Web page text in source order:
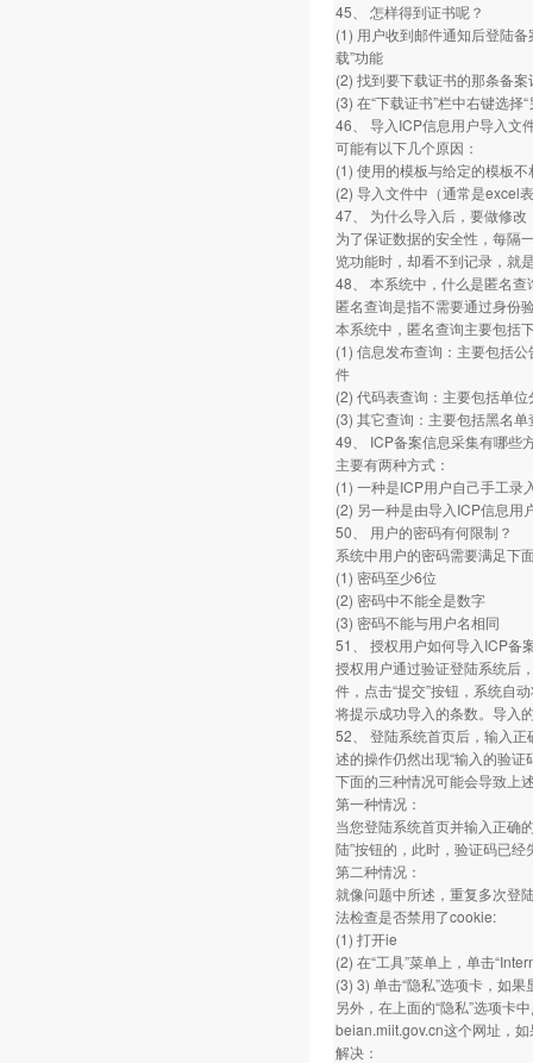
45、 怎样得到证书呢？
(1) 用户收到邮件通知后登陆
载”功能
(2) 找到要下载证书的那条备案
(3) 在“下载证书”栏中右键选
46、 导入ICP信息用户导入文
可能有以下几个原因：
(1) 使用的模板与给定的模板不
(2) 导入文件中（通常是excel
47、 为什么导入后，要做修改
为了保证数据的安全性，每隔
览功能时，却看不到记录，就
48、 本系统中，什么是匿名
匿名查询是指不需要通过身份
本系统中，匿名查询主要包括
(1) 信息发布查询：主要包括
件
(2) 代码表查询：主要包括单
(3) 其它查询：主要包括黑名
49、 ICP备案信息采集有哪些
主要有两种方式：
(1) 一种是ICP用户自己手工录
(2) 另一种是由导入ICP信息用
50、 用户的密码有何限制？
系统中用户的密码需要满足下
(1) 密码至少6位
(2) 密码中不能全是数字
(3) 密码不能与用户名相同
51、 授权用户如何导入ICP备
授权用户通过验证登陆系统后
件，点击“提交”按钮，系统自
将提示成功导入的条数。导入
52、 登陆系统首页后，输入正
述的操作仍然出现“输入的验
下面的三种情况可能会导致上
第一种情况：
当您登陆系统首页并输入正确
陆”按钮的，此时，验证码已
第二种情况：
就像问题中所述，重复多次登
法检查是否禁用了cookie:
(1) 打开ie
(2) 在“工具”菜单上，单击
(3) 3) 单击“隐私”选项卡，如
另外，在上面的“隐私”选项卡
beian.miit.gov.cn这个网址，
解决：